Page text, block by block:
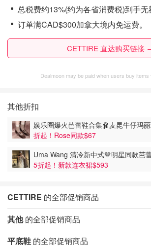
总税费约13%(约为各省消费税)到手无
订单满CAD$300加拿大境内免运费。
CETTIRE 直达购买链接
Dealmoon may be paid when users buy items
其他折扣
娱乐圈爆火芭蕾鞋合集🩰麦昆牛仔玛
折起！Rose同款$67
Uma Wang 清冷新中式🤎明星同款芭
5折起！新款连衣裙$593
CETTIRE 的全部促销商品
其他的全部促销商品
平底鞋 的全部促销商品